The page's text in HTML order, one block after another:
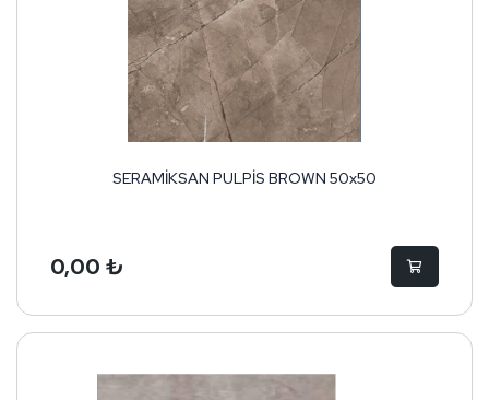
SERAMİKSAN PULPİS BROWN 50x50
0,00 ₺